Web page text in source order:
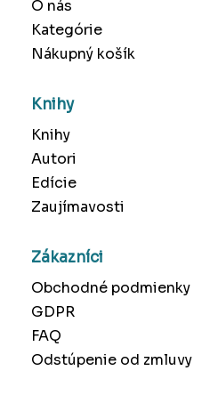
O nás
Kategórie
Nákupný košík
Knihy
Knihy
Autori
Edície
Zaujímavosti
Zákazníci
Obchodné podmienky
GDPR
FAQ
Odstúpenie od zmluvy